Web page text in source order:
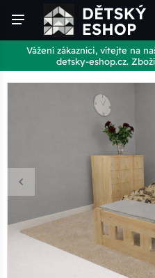
Vážení zákazníci, vítejte na
detsky-eshop.cz.